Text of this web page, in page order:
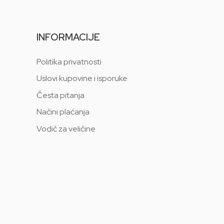
INFORMACIJE
Politika privatnosti
Uslovi kupovine i isporuke
Česta pitanja
Načini plaćanja
Vodič za veličine